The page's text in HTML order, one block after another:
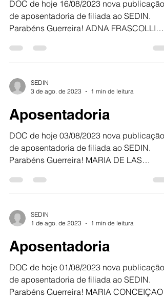
DOC de hoje 16/08/2023 nova publicação
de aposentadoria de filiada ao SEDIN.
Parabéns Guerreira! ADNA FRASCOLLI
SEDIN
3 de ago. de 2023
1 min de leitura
Aposentadoria
DOC de hoje 03/08/2023 nova publicação
de aposentadoria de filiada ao SEDIN.
Parabéns Guerreira! MARIA DE LAS
SEDIN
1 de ago. de 2023
1 min de leitura
Aposentadoria
DOC de hoje 01/08/2023 nova publicação
de aposentadoria de filiada ao SEDIN.
Parabéns Guerreira! MARIA CONCEIÇAO